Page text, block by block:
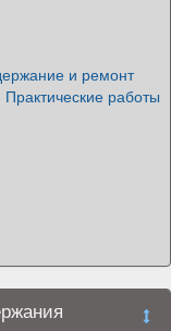
и ремонт
работы